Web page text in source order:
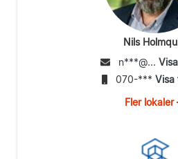
Nils
n***@...
070-*** Visa
Fler lokaler